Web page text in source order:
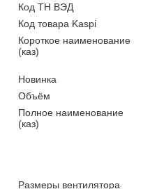
Код ТН ВЭД
Код товара Kaspi
Короткое наименование
(каз)
Новинка
Объём
Полное наименование
(каз)
Размеры вентилятора